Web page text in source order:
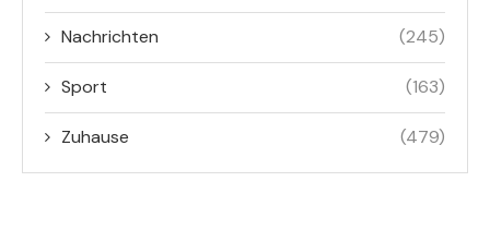
Nachrichten (245)
Sport (163)
Zuhause (479)